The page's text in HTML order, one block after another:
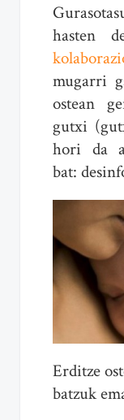
hasten
mugarri
ostean
gutxi
hori da
bat:
Erditze
batzuk